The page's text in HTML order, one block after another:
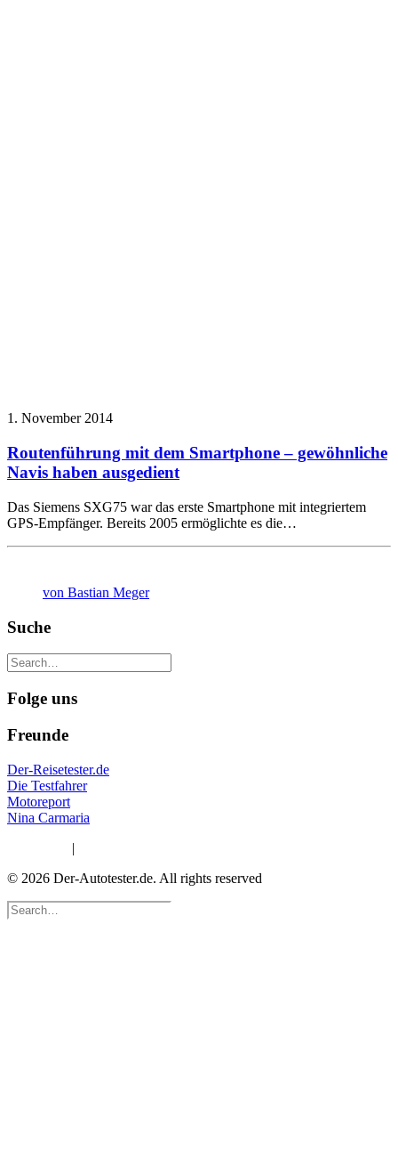
1. November 2014
Routenführung mit dem Smartphone – gewöhnliche
Navis haben ausgedient
Das Siemens SXG75 war das erste Smartphone mit integriertem
GPS-Empfänger. Bereits 2005 ermöglichte es die…
von Bastian Meger
Suche
Folge uns
Freunde
Der-Reisetester.de
Die Testfahrer
Motoreport
Nina Carmaria
|
© 2026 Der-Autotester.de. All rights reserved